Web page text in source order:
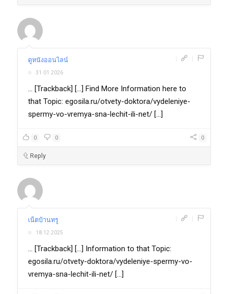
ดูหนังออนไลน์
31.01.2026
... [Trackback] [...] Find More Information here to
that Topic: egosila.ru/otvety-doktora/vydeleniye-
spermy-vo-vremya-sna-lechit-ili-net/ [...]
0 0 0
Reply
เน็ตบ้านทรู
18.12.2025
... [Trackback] [...] Information to that Topic:
egosila.ru/otvety-doktora/vydeleniye-spermy-vo-
vremya-sna-lechit-ili-net/ [...]